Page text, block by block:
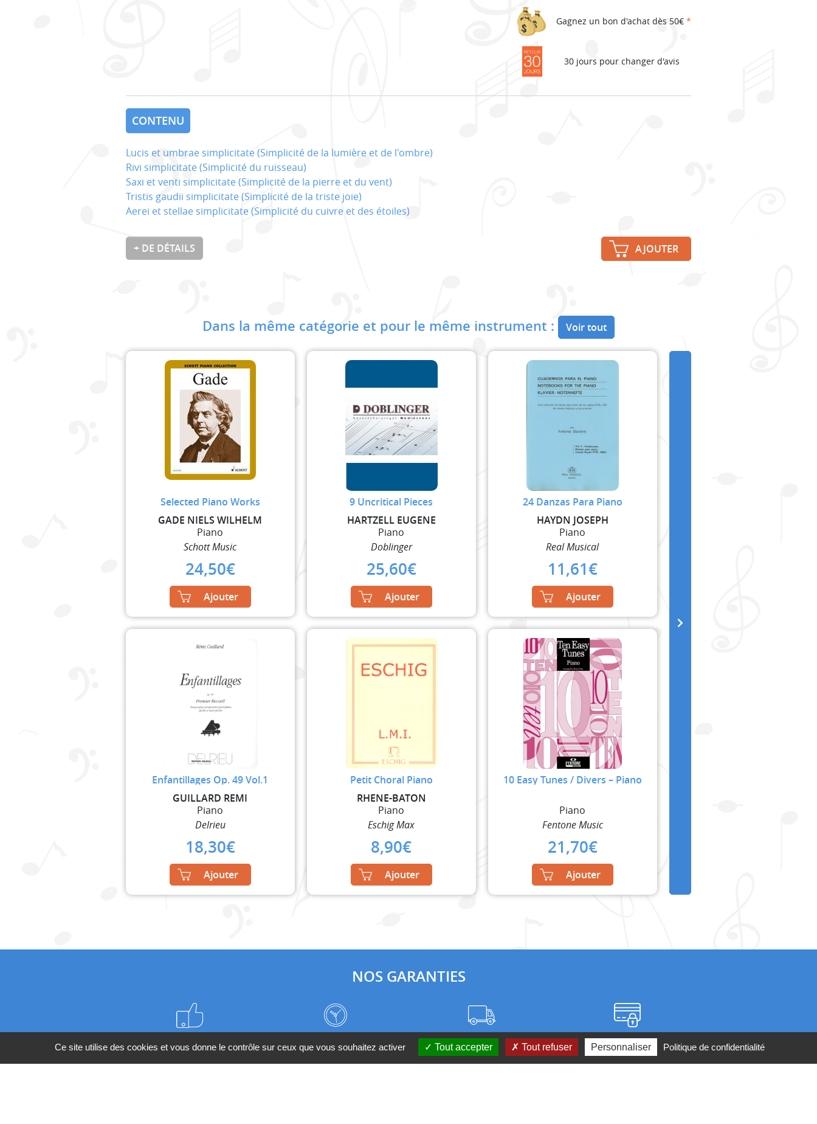
Gagnez un bon d'achat dès 50€ *
30 jours pour changer d'avis
CONTENU
Lucis et umbrae simplicitate (Simplicité de la lumière et de l'ombre)
Rivi simplicitate (Simplicité du ruisseau)
Saxi et venti simplicitate (Simplicité de la pierre et du vent)
Tristis gaudii simplicitate (Simplicité de la triste joie)
Aerei et stellae simplicitate (Simplicité du cuivre et des étoiles)
+ DE DÉTAILS AJOUTER
Dans la même catégorie et pour le même instrument : Voir tout
Selected Piano Works
GADE NIELS WILHELM
Piano
Schott Music
24,50€
Ajouter
9 Uncritical Pieces
HARTZELL EUGENE
Piano
Doblinger
25,60€
Ajouter
24 Danzas Para Piano
HAYDN JOSEPH
Piano
Real Musical
11,61€
Ajouter
Enfantillages Op. 49 Vol.1
GUILLARD REMI
Piano
Delrieu
18,30€
Ajouter
Petit Choral Piano
RHENE-BATON
Piano
Eschig Max
8,90€
Ajouter
10 Easy Tunes / Divers – Piano
Piano
Fentone Music
21,70€
Ajouter
NOS GARANTIES
Meilleurs prix du web Frais de port à prix coûtant Paiement sécurisé
Ce site utilise des cookies et vous donne le contrôle sur ceux que vous souhaitez activer Tout accepter Tout refuser Personnaliser Politique de confidentialité